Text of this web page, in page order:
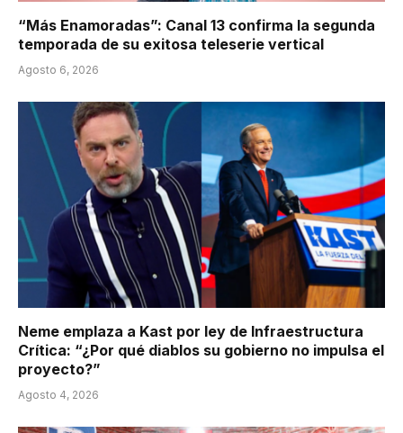
“Más Enamoradas”: Canal 13 confirma la segunda
temporada de su exitosa teleserie vertical
Agosto 6, 2026
Neme emplaza a Kast por ley de Infraestructura
Crítica: “¿Por qué diablos su gobierno no impulsa el
proyecto?”
Agosto 4, 2026